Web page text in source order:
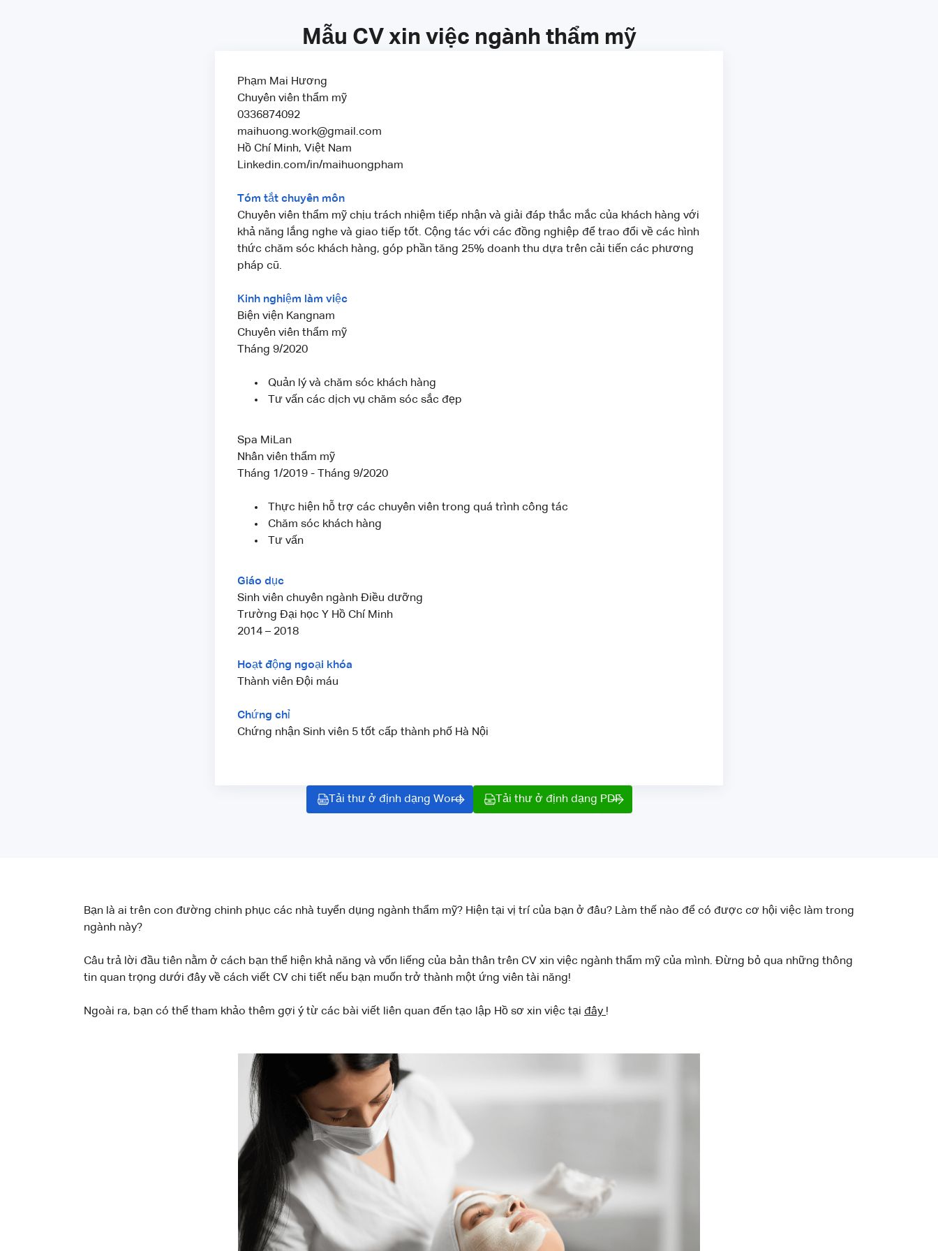
Mẫu CV xin việc ngành thẩm mỹ
Phạm Mai Hương
Chuyên viên thẩm mỹ
0336874092
maihuong.work@gmail.com
Hồ Chí Minh, Việt Nam
Linkedin.com/in/maihuongpham
Tóm tắt chuyên môn
Chuyên viên thẩm mỹ chịu trách nhiệm tiếp nhận và giải đáp thắc mắc của khách hàng với
khả năng lắng nghe và giao tiếp tốt. Cộng tác với các đồng nghiệp để trao đổi về các hình
thức chăm sóc khách hàng, góp phần tăng 25% doanh thu dựa trên cải tiến các phương
pháp cũ.
Kinh nghiệm làm việc
Biện viện Kangnam
Chuyên viên thẩm mỹ
Tháng 9/2020
Quản lý và chăm sóc khách hàng
Tư vấn các dịch vụ chăm sóc sắc đẹp
Spa MiLan
Nhân viên thẩm mỹ
Tháng 1/2019 - Tháng 9/2020
Thực hiện hỗ trợ các chuyên viên trong quá trình công tác
Chăm sóc khách hàng
Tư vấn
Giáo dục
Sinh viên chuyên ngành Điều dưỡng
Trường Đại học Y Hồ Chí Minh
2014 – 2018
Hoạt động ngoại khóa
Thành viên Đội máu
Chứng chỉ
Chứng nhận Sinh viên 5 tốt cấp thành phố Hà Nội
Tải thư ở định dạng Word Tải thư ở định dạng PDF
Bạn là ai trên con đường chinh phục các nhà tuyển dụng ngành thẩm mỹ? Hiện tại vị trí của bạn ở đâu? Làm thế nào để có được cơ hội việc làm trong
ngành này?
Câu trả lời đầu tiên nằm ở cách bạn thể hiện khả năng và vốn liếng của bản thân trên CV xin việc ngành thẩm mỹ của mình. Đừng bỏ qua những thông
tin quan trọng dưới đây về cách viết CV chi tiết nếu bạn muốn trở thành một ứng viên tài năng!
Ngoài ra, bạn có thể tham khảo thêm gợi ý từ các bài viết liên quan đến tạo lập Hồ sơ xin việc tại đây !